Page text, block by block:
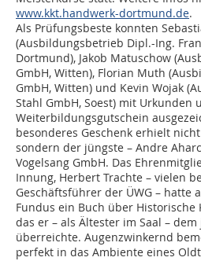
www.kkt.handwerk-dortmund.de.
Als Prüfungsbeste konnten
(Ausbildungsbetrieb Dipl.-Ing.
Dortmund), Jakob Matuschow
GmbH, Witten), Florian Muth
GmbH, Witten) und Kevin Wojak
Stahl GmbH, Soest) mit Urkunden
Weiterbildungsgutschein
besonderes Geschenk erhielt
sondern der jüngste – Andre
Vogelsang GmbH. Das
Innung, Herbert Trachte – vielen
Geschäftsführer der ÜWG – hatte
Fundus ein Buch über
das er – als Ältester im Saal –
überreichte. Augenzwinkernd
perfekt in das Ambiente eines